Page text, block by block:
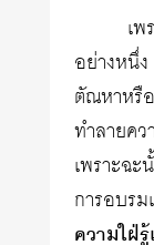
เ
อย่างหนึ่
ตัณหาหรื
ทำลายค
เพราะฉ
การอบร
ความใฝ่